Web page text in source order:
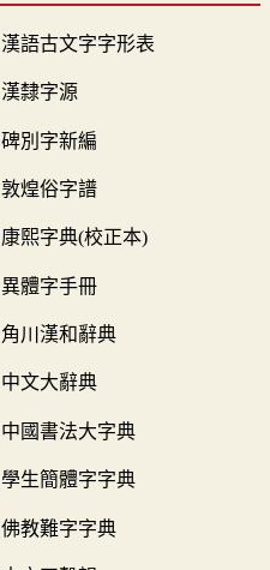
漢語古文字字形表
漢隸字源
碑別字新編
敦煌俗字譜
康熙字典(校正本)
異體字手冊
角川漢和辭典
中文大辭典
中國書法大字典
學生簡體字字典
佛教難字字典